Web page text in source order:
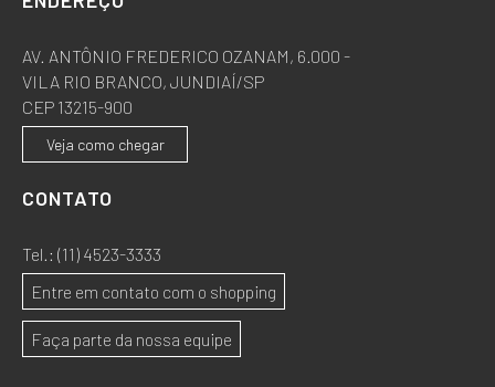
AV. ANTÔNIO FREDERICO OZANAM, 6.000 -
VILA RIO BRANCO, JUNDIAÍ/SP
CEP 13215-900
Veja como chegar
CONTATO
Tel.: (11) 4523-3333
Entre em contato com o shopping
Faça parte da nossa equipe